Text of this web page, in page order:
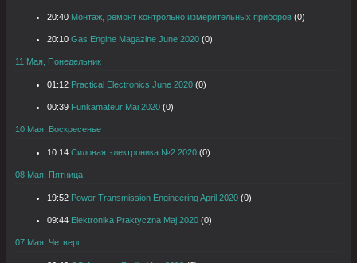
20:40 Монтаж, ремонт контрольно измерительных приборов (0)
20:10 Gas Engine Magazine June 2020 (0)
11 Мая, Понедельник
01:12 Practical Electronics June 2020 (0)
00:39 Funkamateur Mai 2020 (0)
10 Мая, Воскресенье
10:14 Силовая электроника №2 2020 (0)
08 Мая, Пятница
19:52 Power Transmission Engineering April 2020 (0)
09:44 Elektronika Praktyczna Maj 2020 (0)
07 Мая, Четверг